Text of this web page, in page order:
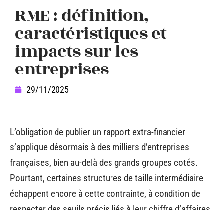
RME : définition,
caractéristiques et
impacts sur les
entreprises
29/11/2025
L’obligation de publier un rapport extra-financier
s’applique désormais à des milliers d’entreprises
françaises, bien au-delà des grands groupes cotés.
Pourtant, certaines structures de taille intermédiaire
échappent encore à cette contrainte, à condition de